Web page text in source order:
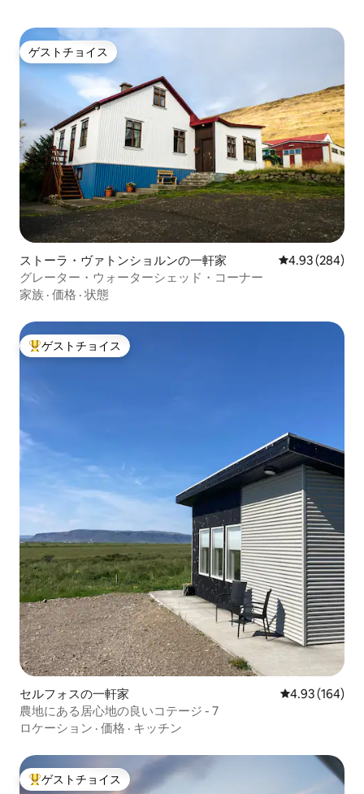
ゲストチョイス
ゲストチョイス
ストーラ・ヴァトンショルンの一軒家 レビュー284
4.93 (284)
グレーター・ウォーターシェッド・コーナー
家族 · 価格 · 状態
大好評のゲストチョイスです。
ゲストチョイス
セルフォスの一軒家 レビュー164
4.93 (164)
農地にある居心地の良いコテージ - 7
ロケーション · 価格 · キッチン
大好評のゲストチョイスです。
ゲストチョイス